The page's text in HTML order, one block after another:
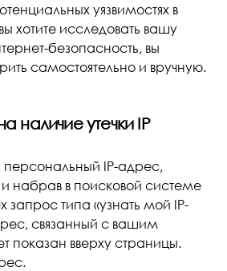
уязвимостях в
хотите исследовать вашу
безопасность, вы
самостоятельно и вручную.
наличие утечки IP
IP-адрес,
и набрав в поисковой системе
запрос типа «узнать мой IP-
связанный с вашим
показан вверху страницы.